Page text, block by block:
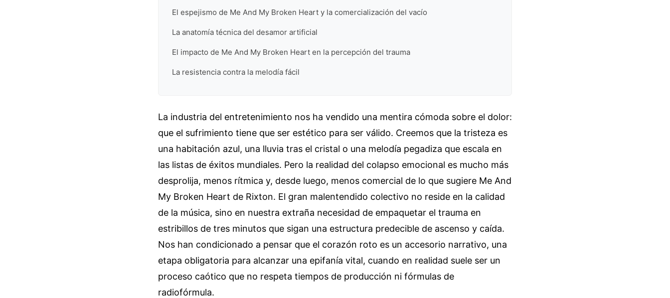
El espejismo de Me And My Broken Heart y la comercialización del vacío
La anatomía técnica del desamor artificial
El impacto de Me And My Broken Heart en la percepción del trauma
La resistencia contra la melodía fácil
La industria del entretenimiento nos ha vendido una mentira cómoda sobre el dolor:
que el sufrimiento tiene que ser estético para ser válido. Creemos que la tristeza es
una habitación azul, una lluvia tras el cristal o una melodía pegadiza que escala en
las listas de éxitos mundiales. Pero la realidad del colapso emocional es mucho más
desprolija, menos rítmica y, desde luego, menos comercial de lo que sugiere Me And
My Broken Heart de Rixton. El gran malentendido colectivo no reside en la calidad
de la música, sino en nuestra extraña necesidad de empaquetar el trauma en
estribillos de tres minutos que sigan una estructura predecible de ascenso y caída.
Nos han condicionado a pensar que el corazón roto es un accesorio narrativo, una
etapa obligatoria para alcanzar una epifanía vital, cuando en realidad suele ser un
proceso caótico que no respeta tiempos de producción ni fórmulas de
radiofórmula.